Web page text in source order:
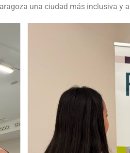
una ciudad más inclusiva y